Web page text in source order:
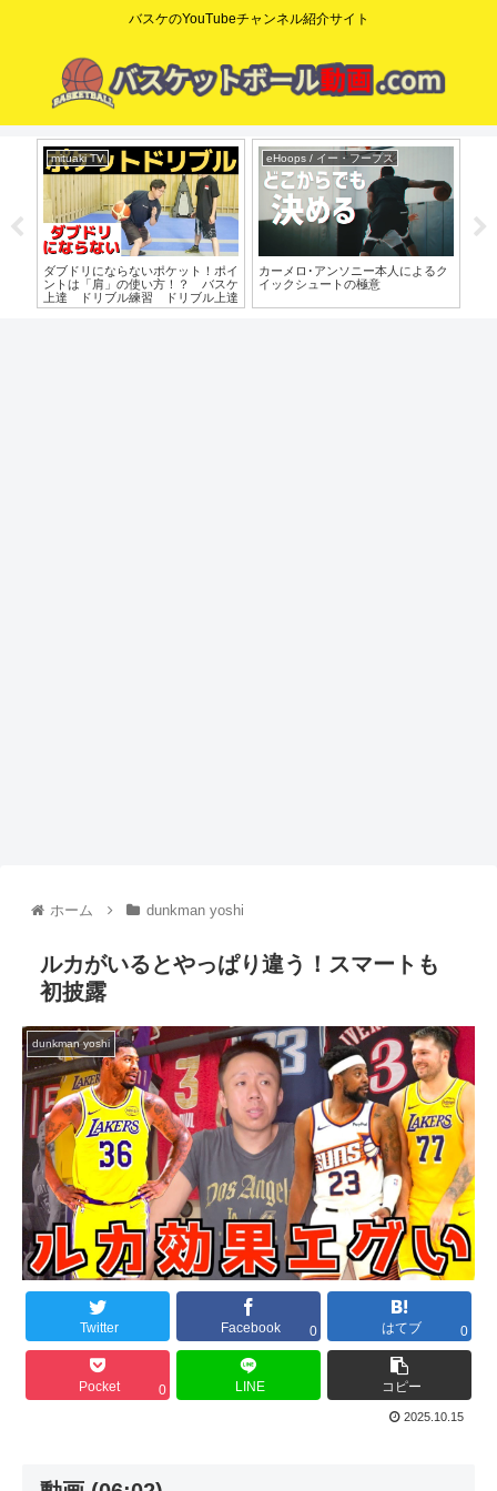
バスケのYouTubeチャンネル紹介サイト
mituaki TV
ダブドリにならないポケット！ポイ
ントは「肩」の使い方！？ バスケ
上達 ドリブル練習 ドリブル上達
eHoops / イー・フープス
カーメロ･アンソニー本人によるク
イックシュートの極意
ホーム dunkman yoshi
ルカがいるとやっぱり違う！スマートも
初披露
dunkman yoshi
Twitter Facebook 0 はてブ 0
Pocket 0 LINE コピー
2025.10.15